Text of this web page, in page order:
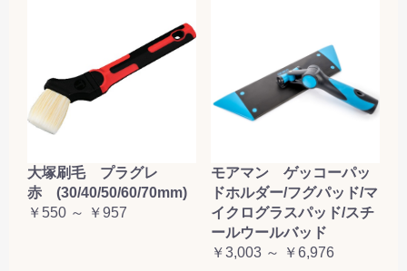
大塚刷毛 プラグレ
赤 (30/40/50/60/70mm)
￥550 ～ ￥957
モアマン ゲッコーパッ
ドホルダー/フグパッド/マ
イクログラスパッド/スチ
ールウールバッド
￥3,003 ～ ￥6,976